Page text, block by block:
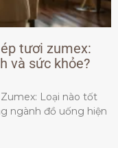
tươi zumex:
và sức khỏe?
Loại nào tốt
ngành đồ uống hiện